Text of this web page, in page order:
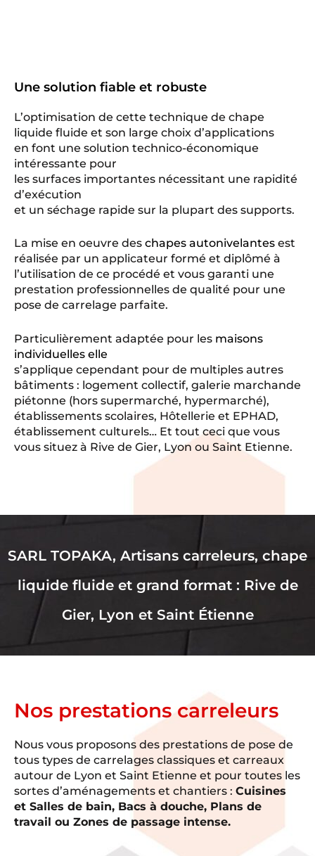
Une solution fiable et robuste
L’optimisation de cette technique de chape
liquide fluide et son large choix d’applications
en font une solution technico-économique
intéressante pour
les surfaces importantes nécessitant une rapidité
d’exécution
et un séchage rapide sur la plupart des supports.
La mise en oeuvre des chapes autonivelantes est
réalisée par un applicateur formé et diplômé à
l’utilisation de ce procédé et vous garanti une
prestation professionnelles de qualité pour une
pose de carrelage parfaite.
Particulièrement adaptée pour les maisons
individuelles elle
s’applique cependant pour de multiples autres
bâtiments : logement collectif, galerie marchande
piétonne (hors supermarché, hypermarché),
établissements scolaires, Hôtellerie et EPHAD,
établissement culturels… Et tout ceci que vous
vous situez à Rive de Gier, Lyon ou Saint Etienne.
SARL TOPAKA, Artisans carreleurs, chape
liquide fluide et grand format : Rive de
Gier, Lyon et Saint Étienne
Nos prestations carreleurs
Nous vous proposons des prestations de pose de
tous types de carrelages classiques et carreaux
autour de Lyon et Saint Etienne et pour toutes les
sortes d’aménagements et chantiers : Cuisines
et Salles de bain, Bacs à douche, Plans de
travail ou Zones de passage intense.